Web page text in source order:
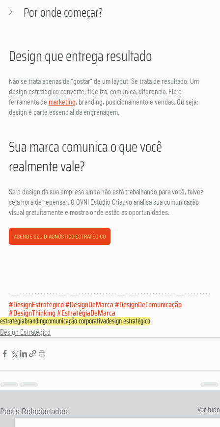
Por onde começar?
Design que entrega resultado
Não se trata apenas de “gostar” de um layout. Se trata de resultado. Um
design estratégico converte, fideliza, comunica, diferencia. Ele é
ferramenta de marketing, branding, posicionamento e vendas. Ou seja:
design é parte essencial da engrenagem.
Sua marca comunica o que você
realmente vale?
Se o design da sua empresa ainda não está trabalhando para você, talvez
seja hora de repensar. O OVNI Estúdio Criativo analisa sua comunicação
visual gratuitamente e mostra onde estão as oportunidades.
AGENDE SEU DIAGNÓSTICO ESTRATÉGICO
#DesignEstratégico#DesignDeMarca#DesignDeComunicação
#DesignThinking#EstratégiaDeMarca
estratégiabrandingcomunicação corporativadesign estratégico
Design Estratégico
Posts Relacionados Ver tudo